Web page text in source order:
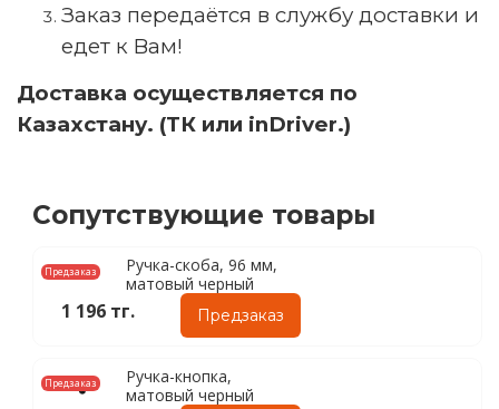
Заказ передаётся в службу доставки и
едет к Вам!
Доставка осуществляется по
Казахстану. (ТК или inDriver.)
Сопутствующие товары
Предзаказ
Ручка-скоба, 96 мм,
матовый черный
1 196 тг. Предзаказ
Предзаказ
Ручка-кнопка,
матовый черный